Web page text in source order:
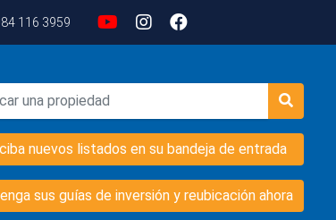
116 3959
nuevos listados en su bandeja de entrada
sus guías de inversión y reubicación ahora